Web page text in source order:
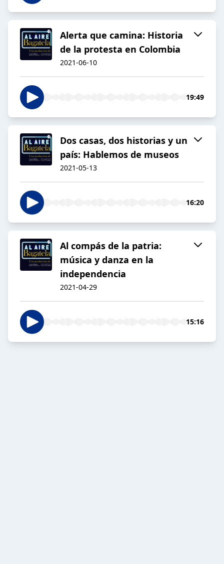
Alerta que camina: Historia
de la protesta en Colombia
2021-06-10
19:49
Dos casas, dos historias y un
país: Hablemos de museos
2021-05-13
16:20
Al compás de la patria:
música y danza en la
independencia
2021-04-29
15:16